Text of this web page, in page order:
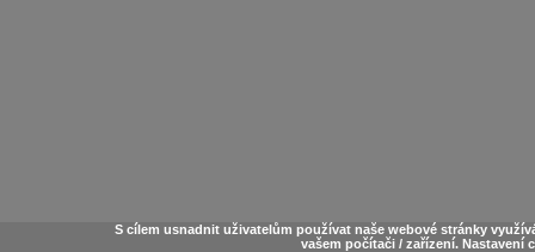
S cílem usnadnit uživatelům používat naše webové stránky
vašem počítači / zařízení. Nastavení